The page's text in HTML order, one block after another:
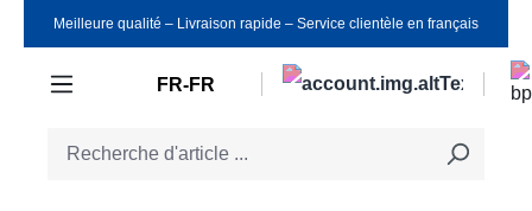
Passer au contenu principal
Meilleure qualité ‒ Livraison rapide ‒ Service clientèle en français
FR-FR